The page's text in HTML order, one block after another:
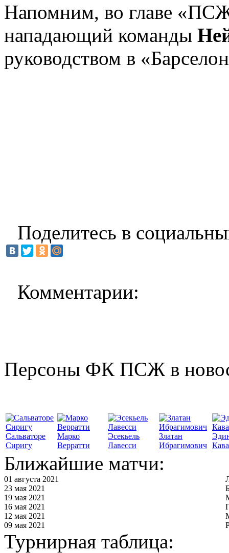
Напомним, во главе
нападающий команды
руководством в
Поделитесь в
Комментарии:
Персоны ФК ПСЖ в
Сальваторе
Сиригу
Марко
Верратти
Эсекьель
Лавесси
Златан
Ибрагимович
Ближайшие матчи:
01 августа 2021
23 мая 2021
19 мая 2021
16 мая 2021
12 мая 2021
09 мая 2021
Турнирная таблица: